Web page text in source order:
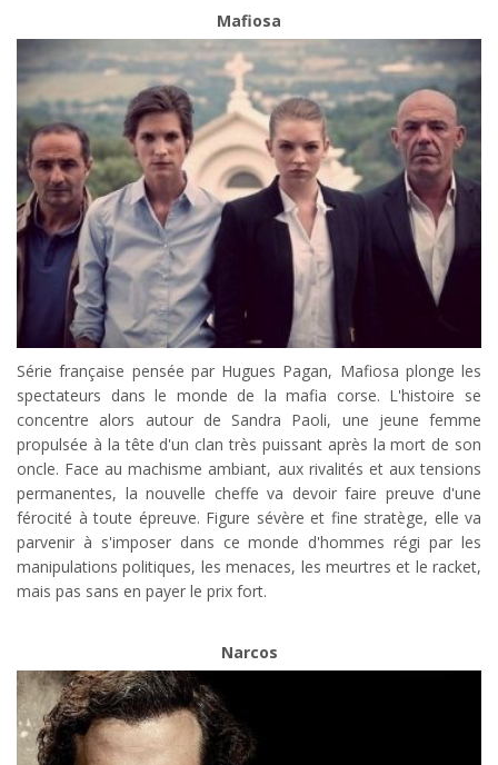
Mafiosa
Série française pensée par Hugues Pagan, Mafiosa plonge les
spectateurs dans le monde de la mafia corse. L'histoire se
concentre alors autour de Sandra Paoli, une jeune femme
propulsée à la tête d'un clan très puissant après la mort de son
oncle. Face au machisme ambiant, aux rivalités et aux tensions
permanentes, la nouvelle cheffe va devoir faire preuve d'une
férocité à toute épreuve. Figure sévère et fine stratège, elle va
parvenir à s'imposer dans ce monde d'hommes régi par les
manipulations politiques, les menaces, les meurtres et le racket,
mais pas sans en payer le prix fort.
Narcos